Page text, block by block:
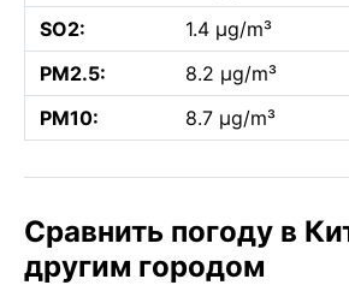
SO2:
1.4 µg/m³
PM2.5:
8.2 µg/m³
PM10:
8.7 µg/m³
Сравнить погоду в
другим городом